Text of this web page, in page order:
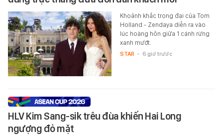
Khoảnh khắc trọng đại của Tom
Holland - Zendaya diễn ra vào
lúc hoàng hôn giữa 1 cánh rừng
xanh mướt.
STAR - 6 giờ trước
HLV Kim Sang-sik trêu đùa khiến Hai Long
ngượng đỏ mặt